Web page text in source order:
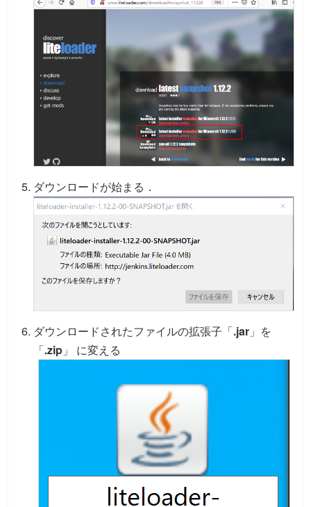
ダウンロードが始まる．
ダウンロードされたファイルの拡張子「.jar 」を
「.zip 」 に変える